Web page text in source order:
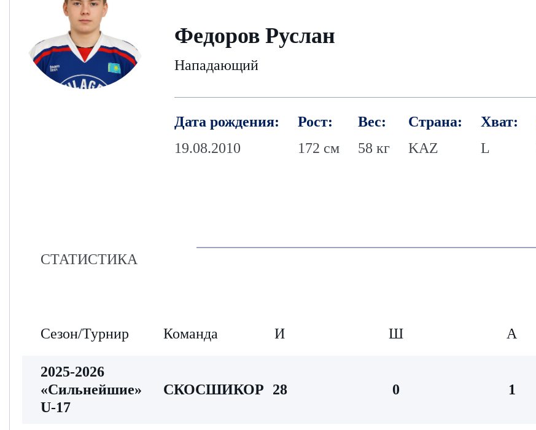
Федоров Руслан
Нападающий
Дата рождения:
19.08.2010
Рост:
172 см
Вес:
58 кг
Страна:
KAZ
Хват:
L
СТАТИСТИКА
Сезон/Турнир Команда И Ш А
2025-2026
«Сильнейшие»
U-17
СКОСШИКОР 28 0 1